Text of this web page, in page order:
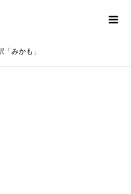
「みかも」